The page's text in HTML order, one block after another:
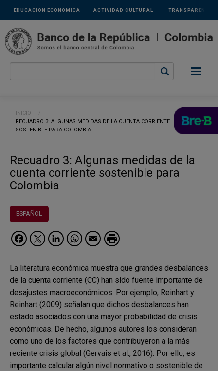
Pasar al contenido principal
Links
secundarios
ACTIVIDAD CULTURAL
EDUCACIÓN ECONÓMICA TRANSPARENCIA
Ruta de navegación
INICIO
CURRENT:
RECUADRO 3: ALGUNAS MEDIDAS DE LA CUENTA CORRIENTE
SOSTENIBLE PARA COLOMBIA
Recuadro 3: Algunas medidas de la
cuenta corriente sostenible para
Colombia
ESPAÑOL
Facebook
Twitter
LinkedIn
WhatsApp
Email
La literatura económica muestra que grandes desbalances
de la cuenta corriente (CC) han sido fuente importante de
desajustes macroeconómicos. Por ejemplo, Reinhart y
Reinhart (2009) señalan que dichos desbalances han
estado asociados con una mayor probabilidad de crisis
económicas. De hecho, algunos autores los consideran
como uno de los factores que contribuyeron a la más
reciente crisis global (Gervais et al., 2016). Por ello, es
importante calcular algún nivel normativo o sostenible de